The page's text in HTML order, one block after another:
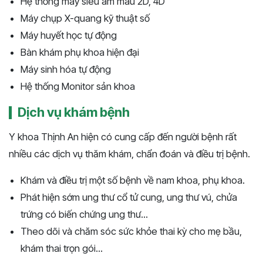
Máy chụp X-quang kỹ thuật số
Máy huyết học tự động
Bàn khám phụ khoa hiện đại
Máy sinh hóa tự động
Hệ thống Monitor sản khoa
Dịch vụ khám bệnh
Y khoa Thịnh An hiện có cung cấp đến người bệnh rất
nhiều các dịch vụ thăm khám, chẩn đoán và điều trị bệnh.
Khám và điều trị một số bệnh về nam khoa, phụ khoa.
Phát hiện sớm ung thư cổ tử cung, ung thư vú, chửa
trứng có biến chứng ung thư...
Theo dõi và chăm sóc sức khỏe thai kỳ cho mẹ bầu,
khám thai trọn gói...